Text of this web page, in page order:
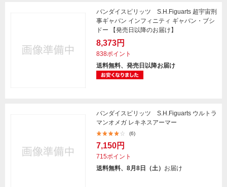
バンダイスピリッツ S.H.Figuarts 超宇宙刑
事ギャバン インフィニティ ギャバン・ブシ
ドー 【発売日以降のお届け】
8,373円
838ポイント
送料無料、発売日以降お届け
バンダイスピリッツ S.H.Figuarts ウルトラ
マンオメガ レキネスアーマー
(6)
7,150円
715ポイント
送料無料、8月8日（土） お届け